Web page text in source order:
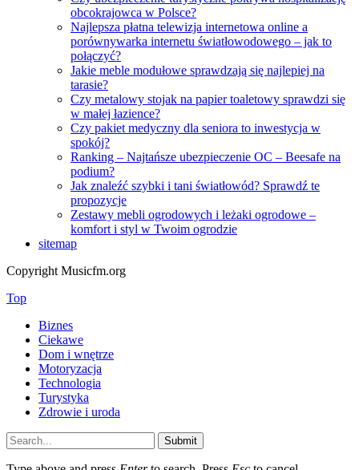
obcokrajowca w Polsce?
Najlepsza płatna telewizja internetowa online a
porównywarka internetu światłowodowego – jak to
połączyć?
Jakie meble modułowe sprawdzają się najlepiej na
tarasie?
Czy metalowy stojak na papier toaletowy sprawdzi się
w małej łazience?
Czy pakiet medyczny dla seniora to inwestycja w
spokój?
Ranking – Najtańsze ubezpieczenie OC – Beesafe na
podium?
Jak znaleźć szybki i tani światłowód? Sprawdź te
propozycje
Zestawy mebli ogrodowych i leżaki ogrodowe –
komfort i styl w Twoim ogrodzie
sitemap
Copyright Musicfm.org
Top
Biznes
Ciekawe
Dom i wnętrze
Motoryzacja
Technologia
Turystyka
Zdrowie i uroda
Submit